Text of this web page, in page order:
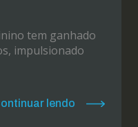
tem ganhado
impulsionado
lendo